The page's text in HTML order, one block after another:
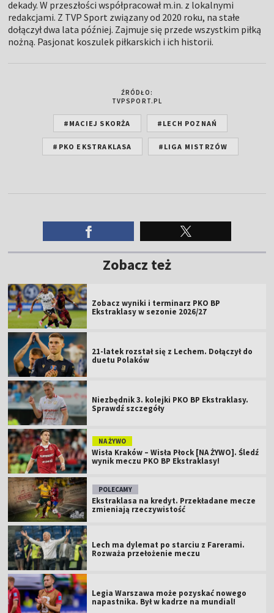
dekady. W przeszłości współpracował m.in. z lokalnymi
redakcjami. Z TVP Sport związany od 2020 roku, na stałe
dołączył dwa lata później. Zajmuje się przede wszystkim piłką
nożną. Pasjonat koszulek piłkarskich i ich historii.
ŹRÓDŁO:
TVPSPORT.PL
#MACIEJ SKORŻA #LECH POZNAŃ
#PKO EKSTRAKLASA #LIGA MISTRZÓW
Zobacz też
Zobacz wyniki i terminarz PKO BP
Ekstraklasy w sezonie 2026/27
21-latek rozstał się z Lechem. Dołączył do
duetu Polaków
Niezbędnik 3. kolejki PKO BP Ekstraklasy.
Sprawdź szczegóły
NA ŻYWO
Wisła Kraków – Wisła Płock [NA ŻYWO]. Śledź
wynik meczu PKO BP Ekstraklasy!
POLECAMY
Ekstraklasa na kredyt. Przekładane mecze
zmieniają rzeczywistość
Lech ma dylemat po starciu z Farerami.
Rozważa przełożenie meczu
Legia Warszawa może pozyskać nowego
napastnika. Był w kadrze na mundial!